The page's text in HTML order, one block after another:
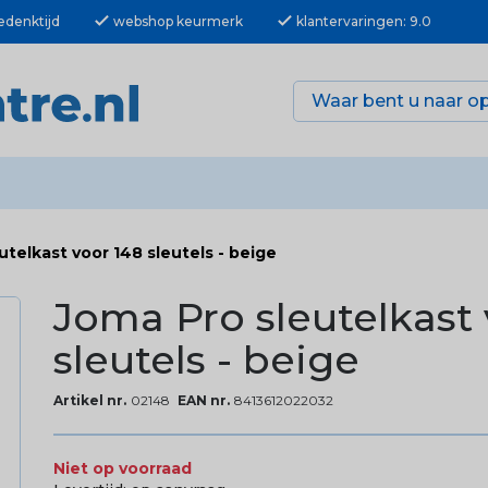
check webshop keurmerk check klantervaringen: 9.0
voor 148 sleutels - beige
Joma Pro sleutelkast
sleutels - beige
Artikel nr. 02148 EAN nr. 8413612022032
Niet op voorraad